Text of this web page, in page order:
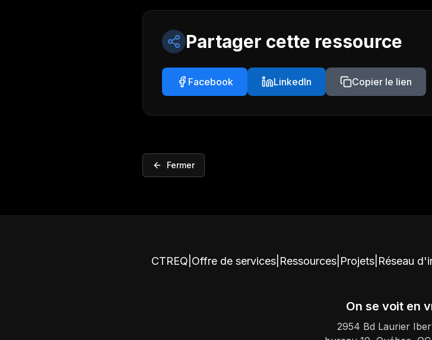
Partager cette ressource
Facebook LinkedIn Copier le lien
Fermer
CTREQ Offre de services Ressources Projets Réseau
On se voit en
2954 Bd Laurier